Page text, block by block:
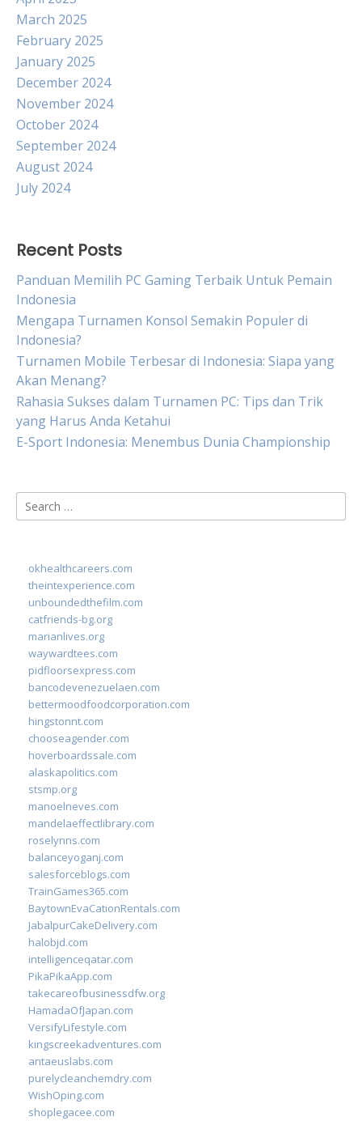
March 2025
February 2025
January 2025
December 2024
November 2024
October 2024
September 2024
August 2024
July 2024
Recent Posts
Panduan Memilih PC Gaming Terbaik Untuk Pemain
Indonesia
Mengapa Turnamen Konsol Semakin Populer di
Indonesia?
Turnamen Mobile Terbesar di Indonesia: Siapa yang
Akan Menang?
Rahasia Sukses dalam Turnamen PC: Tips dan Trik
yang Harus Anda Ketahui
E-Sport Indonesia: Menembus Dunia Championship
Search
for:
okhealthcareers.com
theintexperience.com
unboundedthefilm.com
catfriends-bg.org
marianlives.org
waywardtees.com
pidfloorsexpress.com
bancodevenezuelaen.com
bettermoodfoodcorporation.com
hingstonnt.com
chooseagender.com
hoverboardssale.com
alaskapolitics.com
stsmp.org
manoelneves.com
mandelaeffectlibrary.com
roselynns.com
balanceyoganj.com
salesforceblogs.com
TrainGames365.com
BaytownEvaCationRentals.com
JabalpurCakeDelivery.com
halobjd.com
intelligenceqatar.com
PikaPikaApp.com
takecareofbusinessdfw.org
HamadaOfJapan.com
VersifyLifestyle.com
kingscreekadventures.com
antaeuslabs.com
purelycleanchemdry.com
WishOping.com
shoplegacee.com